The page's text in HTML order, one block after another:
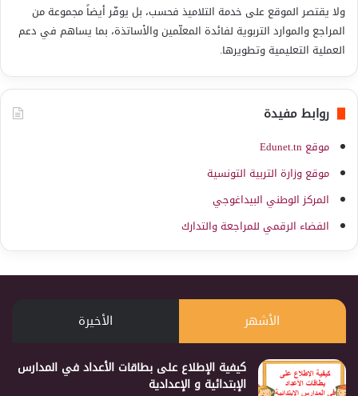
ولا يقتصر الموقع على خدمة التلاميذ فحسب، بل يوفّر أيضاً مجموعة من
المراجع والموارد التربوية لفائدة المعلّمين والأساتذة، بما يساهم في دعم
العملية التعليمية وتطويرها.
روابط مفيدة
موقع Edunet.tn
موقع وزارة التربية التونسية
المركز الوطني البيداغوجي
الفضاء الرقمي للمراجعة والتدارك
الأشهر الأخيرة
كيفية الإطلاع على بطاقات الأعداد في المدارس
الإبتدائية و الإعدادية